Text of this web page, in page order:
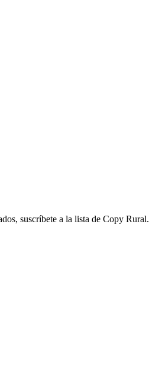
suscríbete a la lista de Copy Rural.